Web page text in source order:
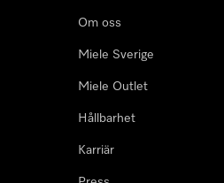
Om oss
Miele Sverige
Miele Outlet
Hållbarhet
Karriär